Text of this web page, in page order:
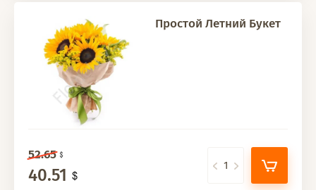
Простой Летний Букет
52.65
40.51